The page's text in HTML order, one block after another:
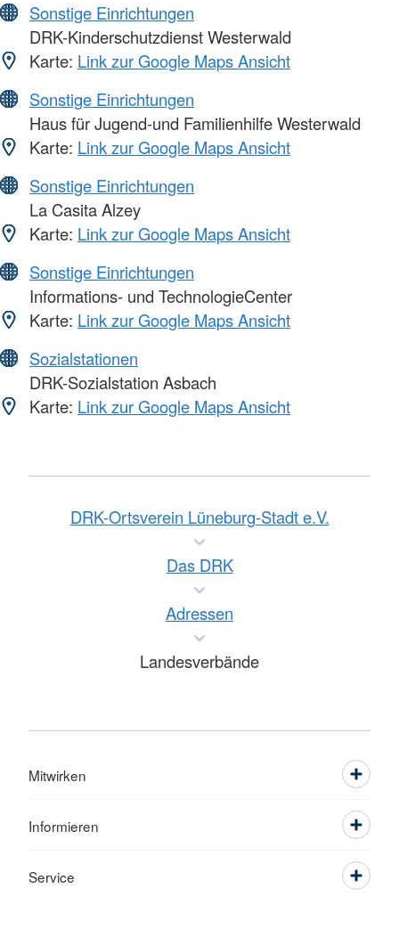
Sonstige Einrichtungen
DRK-Kinderschutzdienst Westerwald
Karte: Link zur Google Maps Ansicht
Sonstige Einrichtungen
Haus für Jugend-und Familienhilfe Westerwald
Karte: Link zur Google Maps Ansicht
Sonstige Einrichtungen
La Casita Alzey
Karte: Link zur Google Maps Ansicht
Sonstige Einrichtungen
Informations- und TechnologieCenter
Karte: Link zur Google Maps Ansicht
Sozialstationen
DRK-Sozialstation Asbach
Karte: Link zur Google Maps Ansicht
DRK-Ortsverein Lüneburg-Stadt e.V.
Das DRK
Adressen
Landesverbände
Mitwirken
Informieren
Service